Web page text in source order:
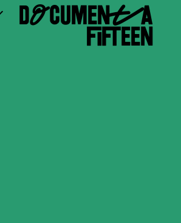
DOCUMENTA
FIFTEEN